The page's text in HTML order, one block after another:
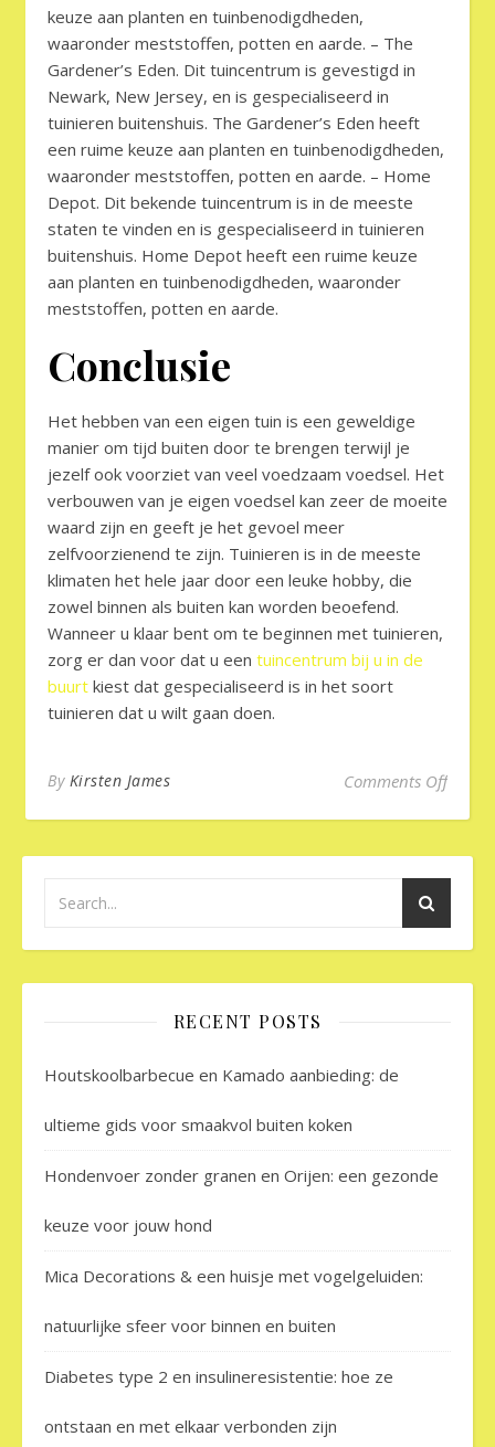
keuze aan planten en tuinbenodigdheden,
waaronder meststoffen, potten en aarde. – The
Gardener’s Eden. Dit tuincentrum is gevestigd in
Newark, New Jersey, en is gespecialiseerd in
tuinieren buitenshuis. The Gardener’s Eden heeft
een ruime keuze aan planten en tuinbenodigdheden,
waaronder meststoffen, potten en aarde. – Home
Depot. Dit bekende tuincentrum is in de meeste
staten te vinden en is gespecialiseerd in tuinieren
buitenshuis. Home Depot heeft een ruime keuze
aan planten en tuinbenodigdheden, waaronder
meststoffen, potten en aarde.
Conclusie
Het hebben van een eigen tuin is een geweldige
manier om tijd buiten door te brengen terwijl je
jezelf ook voorziet van veel voedzaam voedsel. Het
verbouwen van je eigen voedsel kan zeer de moeite
waard zijn en geeft je het gevoel meer
zelfvoorzienend te zijn. Tuinieren is in de meeste
klimaten het hele jaar door een leuke hobby, die
zowel binnen als buiten kan worden beoefend.
Wanneer u klaar bent om te beginnen met tuinieren,
zorg er dan voor dat u een tuincentrum bij u in de
buurt kiest dat gespecialiseerd is in het soort
tuinieren dat u wilt gaan doen.
By Kirsten James Comments Offon De
RECENT POSTS
Houtskoolbarbecue en Kamado aanbieding: de
ultieme gids voor smaakvol buiten koken
Hondenvoer zonder granen en Orijen: een gezonde
keuze voor jouw hond
Mica Decorations & een huisje met vogelgeluiden:
natuurlijke sfeer voor binnen en buiten
Diabetes type 2 en insulineresistentie: hoe ze
ontstaan en met elkaar verbonden zijn